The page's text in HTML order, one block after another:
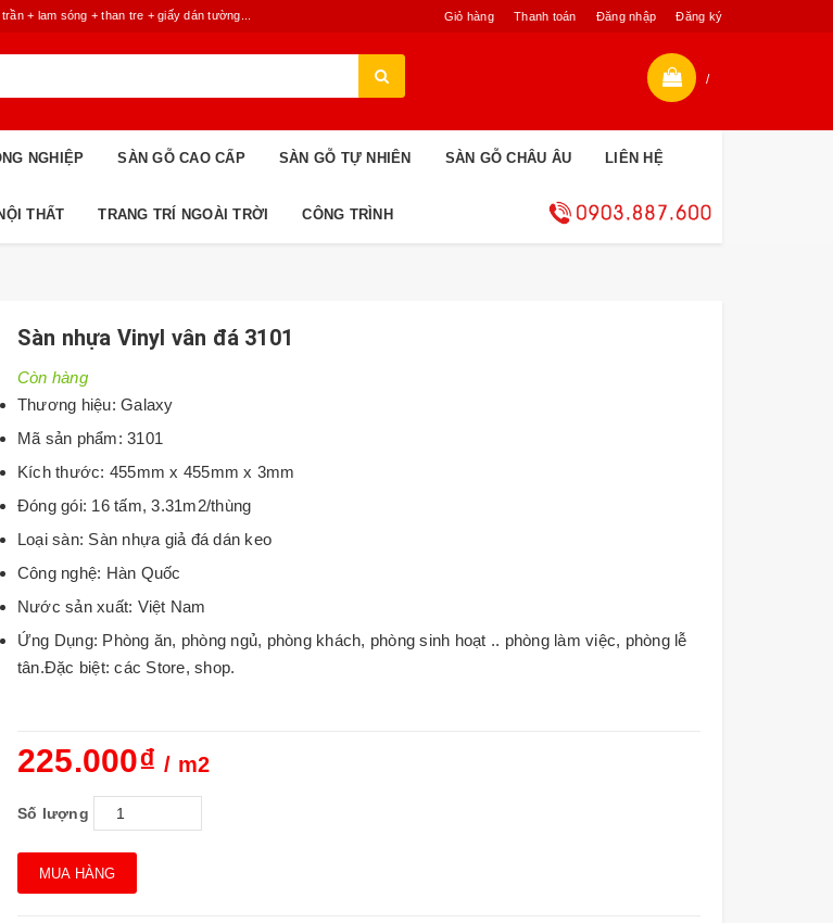
Giỏ hàng Thanh toán Đăng nhập Đăng ký
+ lam sóng + than tre + giấy dán tường...
/
NGHIỆP SÀN GỖ CAO CẤP SÀN GỖ TỰ NHIÊN SÀN GỖ CHÂU ÂU LIÊN HỆ
THẤT TRANG TRÍ NGOÀI TRỜI CÔNG TRÌNH
Sàn nhựa Vinyl vân đá 3101
Còn hàng
Thương hiệu: Galaxy
Mã sản phẩm: 3101
Kích thước: 455mm x 455mm x 3mm
Đóng gói: 16 tấm, 3.31m2/thùng
Loại sàn: Sàn nhựa giả đá dán keo
Công nghệ: Hàn Quốc
Nước sản xuất: Việt Nam
Ứng Dụng: Phòng ăn, phòng ngủ, phòng khách, phòng sinh hoạt .. phòng làm việc, phòng lễ
tân.Đặc biệt: các Store, shop.
225.000₫/ m2
Số lượng
MUA HÀNG